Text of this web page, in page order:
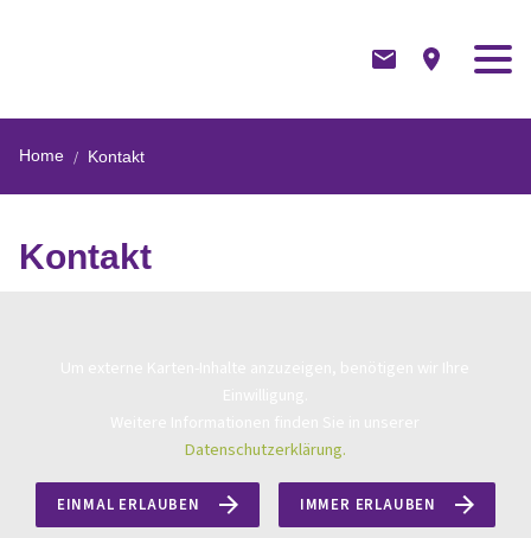
Home Kontakt
Kontakt
Datenschutzerklärung.
EINMAL ERLAUBEN IMMER ERLAUBEN